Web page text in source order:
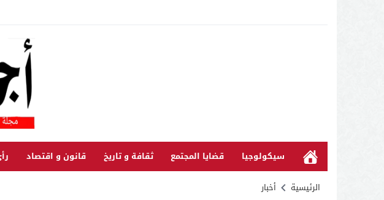
سيكولوجيا قضايا المجتمع ثقافة و تاريخ قانون و اقتصاد
الرئيسية أخبار